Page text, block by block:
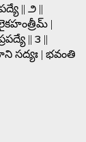
|| ౨ ||
|
|| ౩ ||
సద్యః | భవంతి